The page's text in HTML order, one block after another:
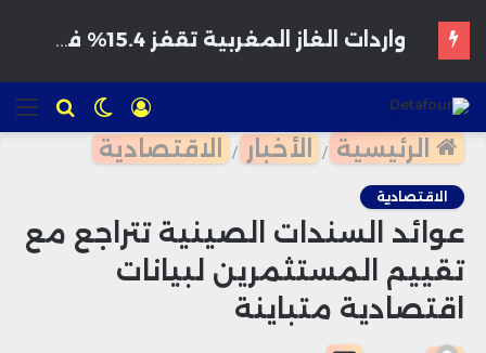
للبحث الوضع
المظلم
تسجيل
الدخول
الرئيسية / الأخبار / الاقتصادية
الاقتصادية
عوائد السندات الصينية تتراجع مع
تقييم المستثمرين لبيانات
اقتصادية متباينة